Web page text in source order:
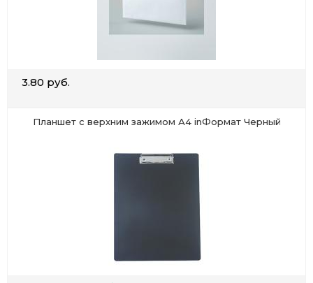
3.80 руб.
Планшет с верхним зажимом А4 inФормат Черный